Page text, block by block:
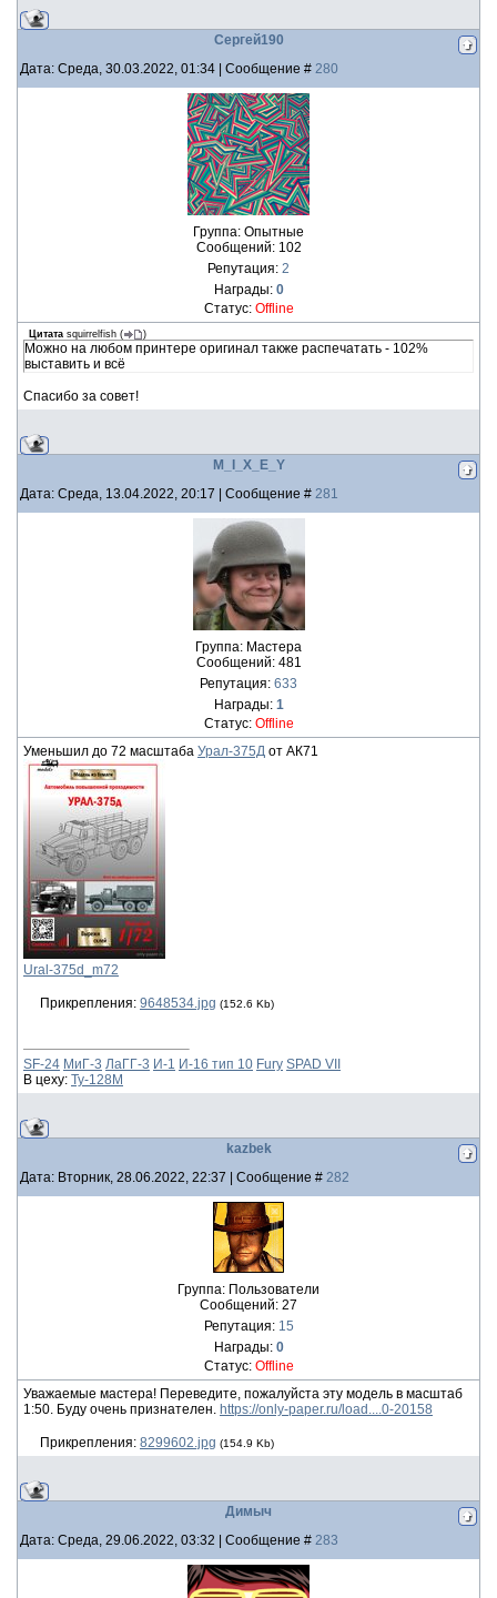
Сергей190
Дата: Среда, 30.03.2022, 01:34 | Сообщение # 280
Группа: Опытные
Сообщений: 102
Репутация: 2
Награды: 0
Статус: Offline
Цитата squirrelfish ( )
Можно на любом принтере оригинал также распечатать - 102%
выставить и всё
Спасибо за совет!
M_I_X_E_Y
Дата: Среда, 13.04.2022, 20:17 | Сообщение # 281
Группа: Мастера
Сообщений: 481
Репутация: 633
Награды: 1
Статус: Offline
Уменьшил до 72 масштаба Урал-375Д от АК71
Ural-375d_m72
Прикрепления: 9648534.jpg (152.6 Kb)
SF-24 МиГ-3 ЛаГГ-3 И-1 И-16 тип 10 Fury SPAD VII
В цеху: Ту-128М
kazbek
Дата: Вторник, 28.06.2022, 22:37 | Сообщение # 282
Группа: Пользователи
Сообщений: 27
Репутация: 15
Награды: 0
Статус: Offline
Уважаемые мастера! Переведите, пожалуйста эту модель в масштаб
1:50. Буду очень признателен. https://only-paper.ru/load....0-20158
Прикрепления: 8299602.jpg (154.9 Kb)
Димыч
Дата: Среда, 29.06.2022, 03:32 | Сообщение # 283